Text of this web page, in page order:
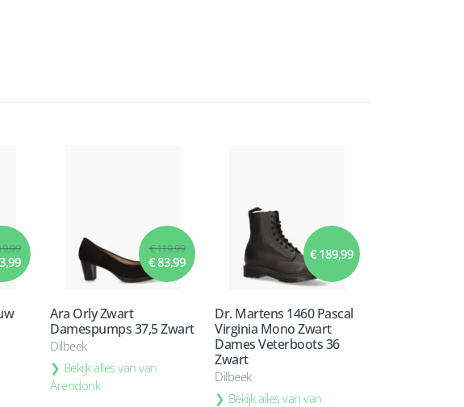
€ 119,99
€ 83,99
Ara Orly Zwart
Damespumps 37,5 Zwart
Dilbeek
Bekijk alles van van
Arendonk
€ 189,99
Dr. Martens 1460 Pascal
Virginia Mono Zwart
Dames Veterboots 36
Zwart
Dilbeek
Bekijk alles van van